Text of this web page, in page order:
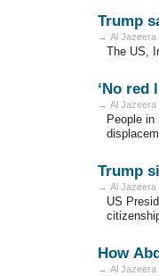
Trump
→ Al Jazeera
The US,
‘No red
→ Al Jazeera
People
Trump
→ Al Jazeera
US
How
→ Al Jazeera